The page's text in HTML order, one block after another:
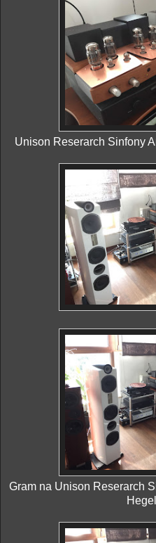
Unison Reserarch Sinfony
Gram na Unison Reserarch